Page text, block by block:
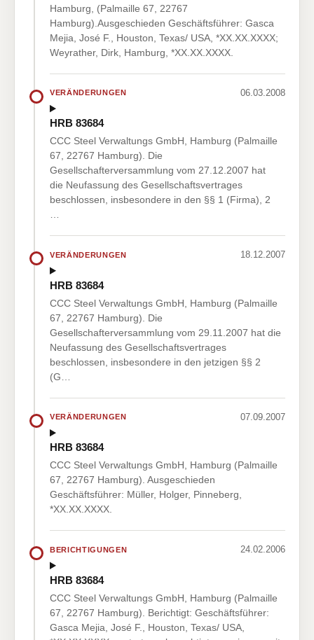
Hamburg, (Palmaille 67, 22767
Hamburg).Ausgeschieden Geschäftsführer: Gasca
Mejia, José F., Houston, Texas/ USA, *XX.XX.XXXX;
Weyrather, Dirk, Hamburg, *XX.XX.XXXX.
VERÄNDERUNGEN 06.03.2008
HRB 83684
CCC Steel Verwaltungs GmbH, Hamburg (Palmaille
67, 22767 Hamburg). Die
Gesellschafterversammlung vom 27.12.2007 hat
die Neufassung des Gesellschaftsvertrages
beschlossen, insbesondere in den §§ 1 (Firma), 2
…
VERÄNDERUNGEN 18.12.2007
HRB 83684
CCC Steel Verwaltungs GmbH, Hamburg (Palmaille
67, 22767 Hamburg). Die
Gesellschafterversammlung vom 29.11.2007 hat die
Neufassung des Gesellschaftsvertrages
beschlossen, insbesondere in den jetzigen §§ 2
(G…
VERÄNDERUNGEN 07.09.2007
HRB 83684
CCC Steel Verwaltungs GmbH, Hamburg (Palmaille
67, 22767 Hamburg). Ausgeschieden
Geschäftsführer: Müller, Holger, Pinneberg,
*XX.XX.XXXX.
BERICHTIGUNGEN 24.02.2006
HRB 83684
CCC Steel Verwaltungs GmbH, Hamburg (Palmaille
67, 22767 Hamburg). Berichtigt: Geschäftsführer:
Gasca Mejia, José F., Houston, Texas/ USA,